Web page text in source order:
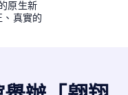
原生新
、真實的